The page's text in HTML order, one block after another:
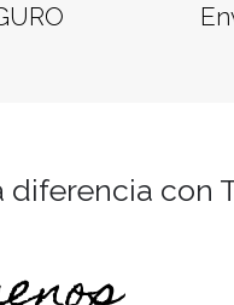
diferencia con